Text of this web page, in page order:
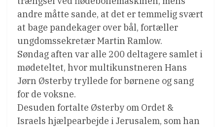
andre måtte sande, at det er temmelig svært
at bage pandekager over bål, fortæller
ungdomssekretær Martin Ramlow.
Søndag aften var alle 200 deltagere samlet i
mødeteltet, hvor multikunstneren Hans
Jørn Østerby tryllede for børnene og sang
for de voksne.
Desuden fortalte Østerby om Ordet &
Israels hjælpearbejde i Jerusalem, som han